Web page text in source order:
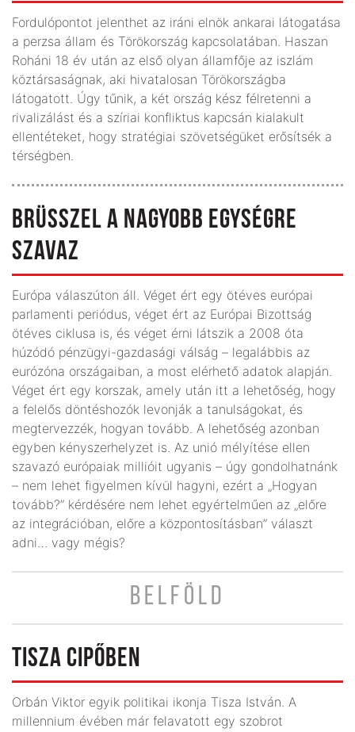
Fordulópontot jelenthet az iráni elnök ankarai látogatása
a perzsa állam és Törökország kapcsolatában. Haszan
Roháni 18 év után az első olyan államfője az iszlám
köztársaságnak, aki hivatalosan Törökországba
látogatott. Úgy tűnik, a két ország kész félretenni a
rivalizálást és a szíriai konfliktus kapcsán kialakult
ellentéteket, hogy stratégiai szövetségüket erősítsék a
térségben.
BRÜSSZEL A NAGYOBB EGYSÉGRE
SZAVAZ
Európa válaszúton áll. Véget ért egy ötéves európai
parlamenti periódus, véget ért az Európai Bizottság
ötéves ciklusa is, és véget érni látszik a 2008 óta
húzódó pénzügyi-gazdasági válság – legalábbis az
eurózóna országaiban, a most elérhető adatok alapján.
Véget ért egy korszak, amely után itt a lehetőség, hogy
a felelős döntéshozók levonják a tanulságokat, és
megtervezzék, hogyan tovább. A lehetőség azonban
egyben kényszerhelyzet is. Az unió mélyítése ellen
szavazó európaiak millióit ugyanis – úgy gondolhatnánk
– nem lehet figyelmen kívül hagyni, ezért a „Hogyan
tovább?” kérdésére nem lehet egyértelműen az „előre
az integrációban, előre a központosításban” választ
adni… vagy mégis?
BELFÖLD
TISZA CIPŐBEN
Orbán Viktor egyik politikai ikonja Tisza István. A
millennium évében már felavatott egy szobrot